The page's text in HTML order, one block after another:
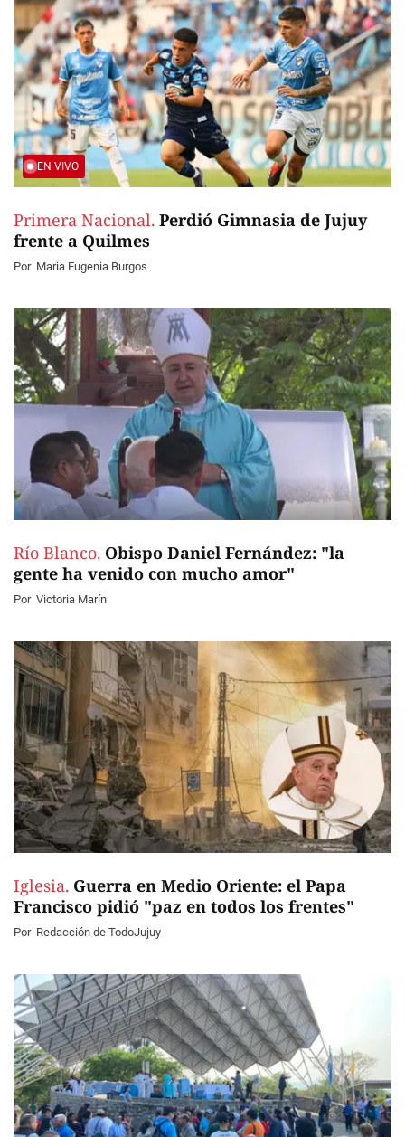
EN VIVO
Primera Nacional. Perdió Gimnasia de Jujuy
frente a Quilmes
Por Maria Eugenia Burgos
Río Blanco. Obispo Daniel Fernández: "la
gente ha venido con mucho amor"
Por Victoria Marín
Iglesia. Guerra en Medio Oriente: el Papa
Francisco pidió "paz en todos los frentes"
Por Redacción de TodoJujuy